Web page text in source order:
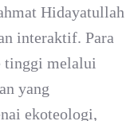
Hidayatullah
interaktif. Para
tinggi melalui
yang
ekoteologi,